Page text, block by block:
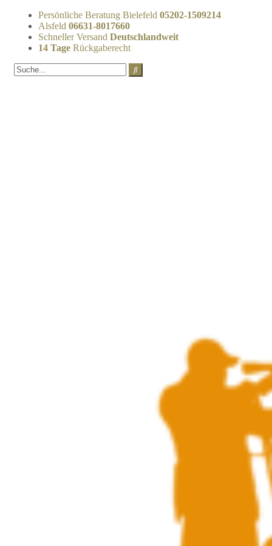
Persönliche Beratung Bielefeld 05202-1509214
Alsfeld 06631-8017660
Schneller Versand Deutschlandweit
14 Tage Rückgaberecht